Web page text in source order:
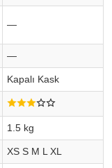
—
—
Kapalı Kask
1.5 kg
XS S M L XL